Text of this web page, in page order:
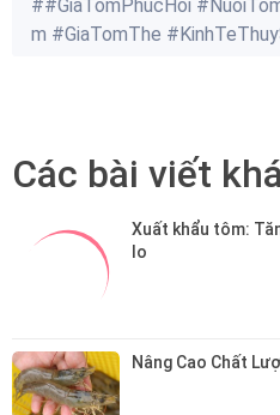
##GiaTomPhucHoi
m #GiaTomThe
Các bài viết
Xuất khẩu tôm:
lo
Nâng Cao Chất